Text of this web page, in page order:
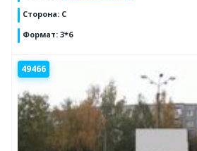
Сторона: С
Формат: 3*6
49466